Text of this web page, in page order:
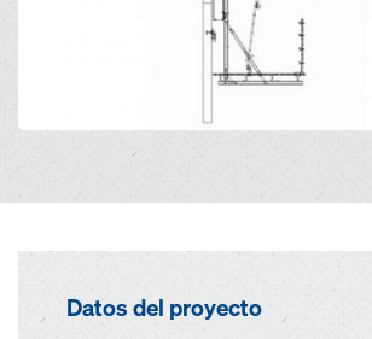
Datos del proyecto